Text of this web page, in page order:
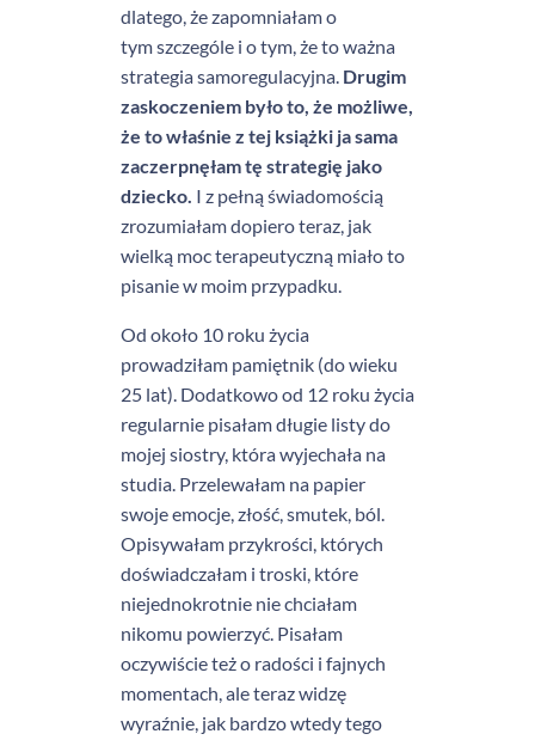
dlatego, że zapomniałam o
tym szczególe i o tym, że to ważna
strategia samoregulacyjna. Drugim
zaskoczeniem było to, że możliwe,
że to właśnie z tej książki ja sama
zaczerpnęłam tę strategię jako
dziecko. I z pełną świadomością
zrozumiałam dopiero teraz, jak
wielką moc terapeutyczną miało to
pisanie w moim przypadku.
Od około 10 roku życia
prowadziłam pamiętnik (do wieku
25 lat). Dodatkowo od 12 roku życia
regularnie pisałam długie listy do
mojej siostry, która wyjechała na
studia. Przelewałam na papier
swoje emocje, złość, smutek, ból.
Opisywałam przykrości, których
doświadczałam i troski, które
niejednokrotnie nie chciałam
nikomu powierzyć. Pisałam
oczywiście też o radości i fajnych
momentach, ale teraz widzę
wyraźnie, jak bardzo wtedy tego